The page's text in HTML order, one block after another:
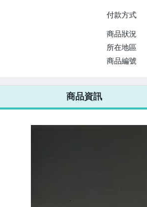
付款方式
商品狀況
所在地區
商品編號
商品資訊